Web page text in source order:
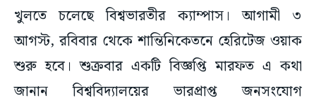
খুলতে চলেছে বিশ্বভারতীর ক্যাম্পাস। আগামী ৩
আগস্ট, রবিবার থেকে শান্তিনিকেতনে হেরিটেজ ওয়াক
শুরু হবে। শুক্রবার একটি বিজ্ঞপ্তি মারফত এ কথা
জানান বিশ্ববিদ্যালয়ের ভারপ্রাপ্ত জনসংযোগ